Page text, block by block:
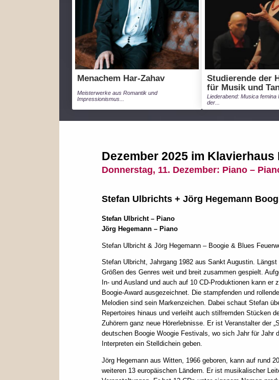
Menachem Har-Zahav
Meisterwerke aus Romantik und
Impressionismus...
Studierende der
für Musik und
Liederabend: Musica femina
der...
Dezember 2025 im Klavierhaus
Donnerstag, 11. Dezember: Piano –
Stefan Ulbrichts + Jörg Hegemann
Stefan Ulbricht– Piano
Jörg Hegemann – Piano
Stefan Ulbricht & Jörg Hegemann – Boogie & Blues
Stefan Ulbricht, Jahrgang 1982 aus Sankt Augustin.
Größen des Genres weit und breit zusammen gespielt.
In- und Ausland und auch auf 10 CD-Produktionen kann
Boogie-Award ausgezeichnet. Die stampfenden und
Melodien sind sein Markenzeichen. Dabei schaut Stefan
Repertoires hinaus und verleiht auch stilfremden Stücken
Zuhörern ganz neue Hörerlebnisse. Er ist Veranstalter der
deutschen Boogie Woogie Festivals, wo sich Jahr für Jahr
Interpreten ein Stelldichein geben.
Jörg Hegemann aus Witten, 1966 geboren, kann auf rund
weiteren 13 europäischen Ländern. Er ist musikalischer